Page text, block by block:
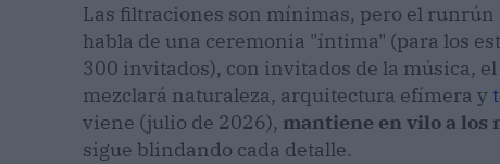
Las filtraciones son mínimas, pero el runrún
habla de una ceremonia "íntima" (para los
300 invitados), con invitados de la música,
mezclará naturaleza, arquitectura efímera y
viene (julio de 2026), mantiene en vilo a los
sigue blindando cada detalle.